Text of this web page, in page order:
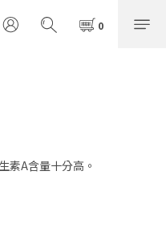
素A含量十分高。